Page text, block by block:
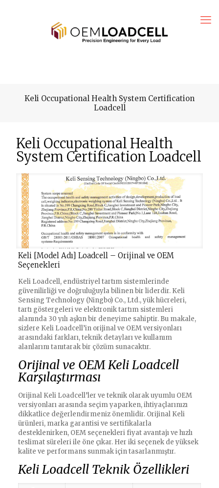
Keli Occupational Health System Certification
Loadcell
Keli Occupational Health
System Certification Loadcell
Keli [Model Adı] Loadcell – Orijinal ve OEM
Seçenekleri
Keli Loadcell, endüstriyel tartım sistemlerinde
güvenilirliği ve doğruluğuyla bilinen bir liderdir. Keli
Sensing Technology (Ningbo) Co., Ltd., yük hücreleri,
tartı göstergeleri ve elektronik tartım sistemleri
alanında 30 yılı aşkın bir deneyime sahiptir. Bu makale,
sizlere Keli Loadcell’in orijinal ve OEM versiyonları
arasındaki farkları, teknik detayları ve kullanım
alanlarını tanıtarak bir çözüm sunacaktır.
Orijinal ve OEM Keli Loadcell
Karşılaştırması
Orijinal Keli Loadcell’ler ve teknik olarak uyumlu OEM
versiyonları arasında seçim yaparken, ihtiyaçlarınızı
dikkatlice değerlendirmeniz önemlidir. Orijinal Keli
ürünleri, marka garantisi ve sertifikalarla
desteklenirken, OEM seçenekleri fiyat avantajı ve hızlı
teslimat süreleri ile öne çıkar. Her iki seçenek de yüksek
kalite ve performans sunmak için tasarlanmıştır.
Keli Loadcell Teknik Özellikleri